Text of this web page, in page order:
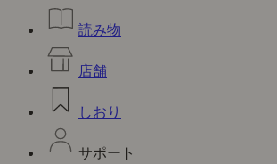
読み物
店舗
しおり
サポート